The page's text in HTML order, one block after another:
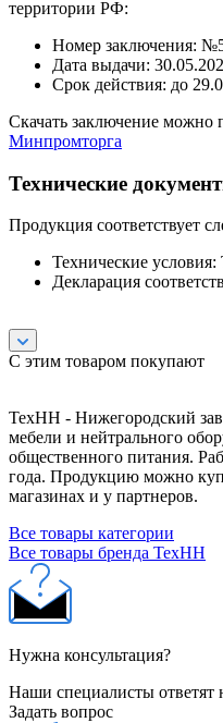
территории РФ:
Номер заключения:
Дата выдачи:
Срок действия: до
Скачать заключение можно
Минпромторга
Технические
Продукция соответствует
Технические
Декларация
С этим товаром покупают
ТехНН - Нижегородский
мебели и нейтрального
общественного питания.
года. Продукцию можно
магазинах и у партнеров.
Все товары категории
Все товары бренда ТехНН
Нужна консультация?
Наши специалисты
Задать вопрос